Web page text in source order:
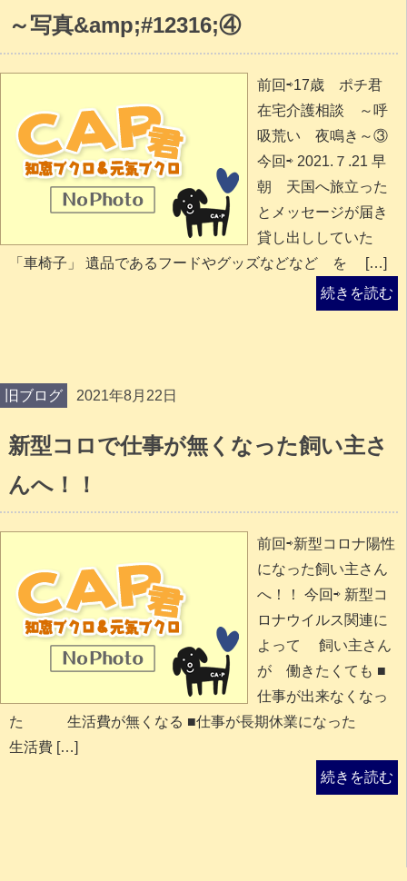
～写真&amp;#12316;④
前回⇨17歳 ポチ君
在宅介護相談 ～呼
吸荒い 夜鳴き～③
今回⇨ 2021.７.21 早
朝 天国へ旅立った
とメッセージが届き
貸し出ししていた
「車椅子」 遺品であるフードやグッズなどなど を […]
続きを読む
旧ブログ 2021年8月22日
新型コロで仕事が無くなった飼い主さ
んへ！！
前回⇨新型コロナ陽性
になった飼い主さん
へ！！ 今回⇨ 新型コ
ロナウイルス関連に
よって 飼い主さん
が 働きたくても ■
仕事が出来なくなっ
た 生活費が無くなる ■仕事が長期休業になった
生活費 […]
続きを読む